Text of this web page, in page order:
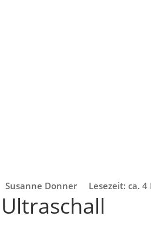
Susanne Donner Lesezeit: ca.